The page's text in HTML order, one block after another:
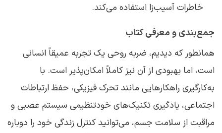
خاطرات آسیب‌زا استفاده می‌کند.
جمع‌بندی و معرفی کتاب
همانطور که دیدیم، ضربه روحی یک تجربه عمیقاً انسانی
است، اما بهبودی از آن نیز کاملاً امکان‌پذیر است. با
به‌کارگیری راهکارهایی مانند تحرک فیزیکی، حفظ ارتباطات
اجتماعی، یادگیری تکنیک‌های خودتنظیمی سیستم عصبی و
مراقبت از سلامت جسم، می‌توانید کنترل زندگی خود را دوباره